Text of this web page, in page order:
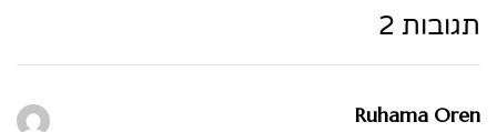
תגובות 2
Ruhama Oren